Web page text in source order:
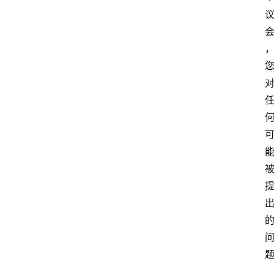
议
会
，
您
对
任
何
可
能
被
提
出
的
问
题